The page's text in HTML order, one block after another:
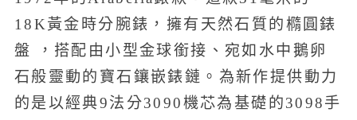
18K黃金時分腕錶，擁有天然石質的橢圓錶
盤 ，搭配由小型金球銜接、宛如水中鵝卵
石般靈動的寶石鑲嵌錶鏈。為新作提供動力
的是以經典9法分3090機芯為基礎的3098手